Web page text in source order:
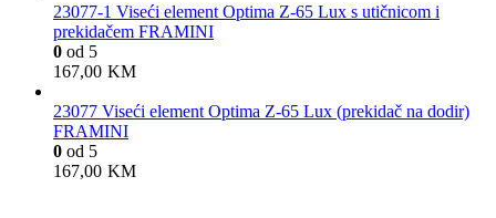
23077-1 Viseći element Optima Z-65 Lux s utičnicom i
prekidačem FRAMINI
0 od 5
167,00 KM
23077 Viseći element Optima Z-65 Lux (prekidač na dodir)
FRAMINI
0 od 5
167,00 KM